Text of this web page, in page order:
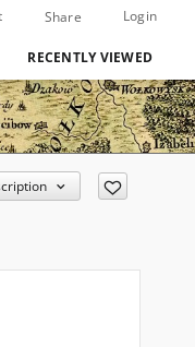
Share Login
RECENTLY VIEWED